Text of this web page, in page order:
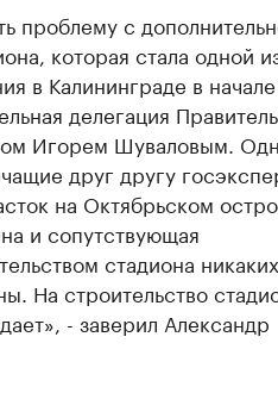
проблему с
которая стала одной
в Калининграде в
делегация
Игорем Шуваловым.
друг другу
на Октябрьском
и сопутствующая
стадиона никаких
На строительство
- заверил Александр